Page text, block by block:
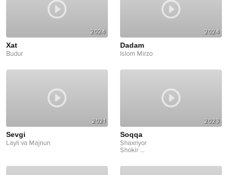
2024
Xat
Budur
2024
Dadam
Islom Mirzo
2021
Sevgi
Layli va Majnun
2023
Soqqa
Shaxriyor
Shokir ...